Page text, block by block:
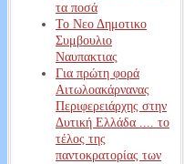
τα ποσά
Το Νεο Δημοτικο
Συμβουλιο
Ναυπακτιας
Για πρώτη φορά
Αιτωλοακάρνανας
Περιφερειάρχης στην
Δυτική Ελλάδα .... το
τέλος της
παντοκρατορίας των